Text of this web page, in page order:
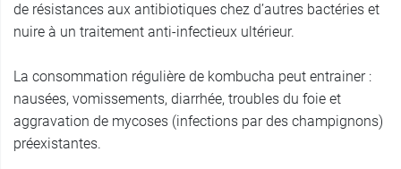
de résistances aux antibiotiques chez d’autres bactéries et
nuire à un traitement anti-infectieux ultérieur.
La consommation régulière de kombucha peut entrainer :
nausées, vomissements, diarrhée, troubles du foie et
aggravation de mycoses (infections par des champignons)
préexistantes.